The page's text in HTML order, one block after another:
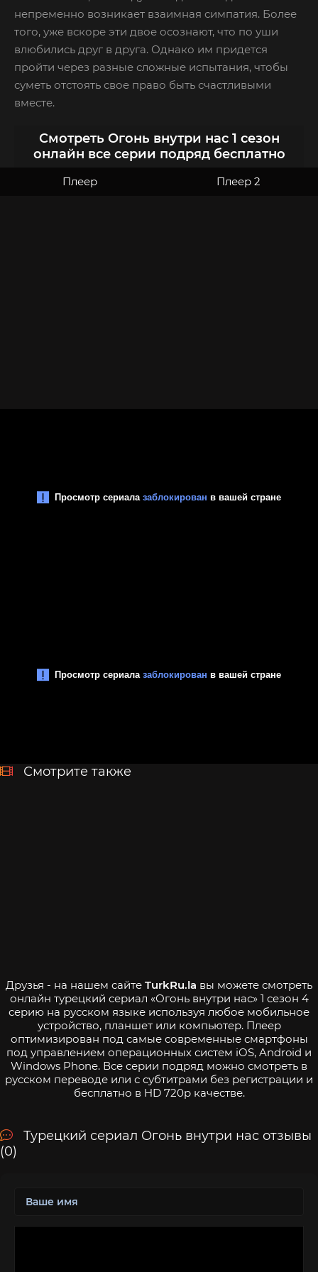
непременно возникает взаимная симпатия. Более
того, уже вскоре эти двое осознают, что по уши
влюбились друг в друга. Однако им придется
пройти через разные сложные испытания, чтобы
суметь отстоять свое право быть счастливыми
вместе.
Смотреть Огонь внутри нас 1 сезон
онлайн все серии подряд бесплатно
Плеер Плеер 2
Смотрите также
Друзья - на нашем сайте TurkRu.la вы можете смотреть
онлайн турецкий сериал «Огонь внутри нас» 1 сезон 4
серию на русском языке используя любое мобильное
устройство, планшет или компьютер. Плеер
оптимизирован под самые современные смартфоны
под управлением операционных систем iOS, Android и
Windows Phone. Все серии подряд можно смотреть в
русском переводе или с субтитрами без регистрации и
бесплатно в HD 720p качестве.
Турецкий сериал Огонь внутри нас отзывы
(0)